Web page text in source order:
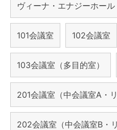
ヴィーナ・エナジーホール
101会議室 102会議室
103会議室（多目的室）
201会議室（中会議室A・
202会議室（中会議室B・